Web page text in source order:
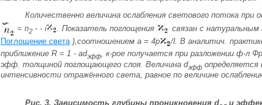
Количественно величина ослабления светового потока
= n2 - - i . Показатель поглощения
связан с
Поглощение света ),соотношением a = 4p /l. В аналитич.
приближение R = 1 - adэфф, к-рое получается при разложении ф-л
эфф. толщиной поглощающего слоя. Величина dэфф определяется
интенсивности отражённого света, равное по величине
Рис. 3. Зависимость глубины проникновения d и